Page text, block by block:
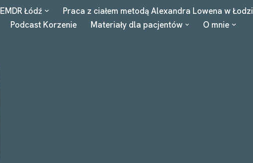
EMDR Łódź Praca z ciałem metodą Alexandra Lowena w Łodzi
Podcast Korzenie Materiały dla pacjentów O mnie